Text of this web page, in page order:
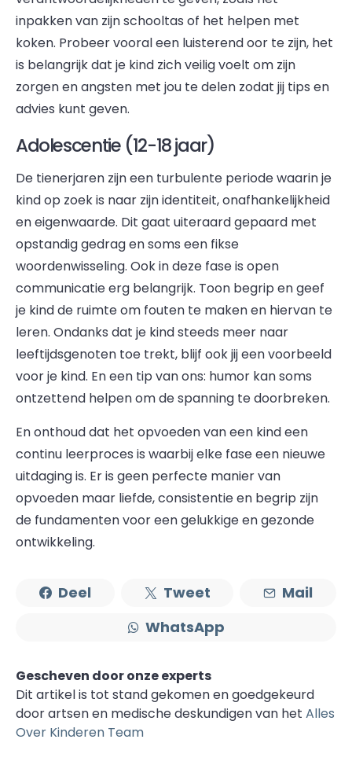
inpakken van zijn schooltas of het helpen met
koken. Probeer vooral een luisterend oor te zijn, het
is belangrijk dat je kind zich veilig voelt om zijn
zorgen en angsten met jou te delen zodat jij tips en
advies kunt geven.
Adolescentie (12-18 jaar)
De tienerjaren zijn een turbulente periode waarin je
kind op zoek is naar zijn identiteit, onafhankelijkheid
en eigenwaarde. Dit gaat uiteraard gepaard met
opstandig gedrag en soms een fikse
woordenwisseling. Ook in deze fase is open
communicatie erg belangrijk. Toon begrip en geef
je kind de ruimte om fouten te maken en hiervan te
leren. Ondanks dat je kind steeds meer naar
leeftijdsgenoten toe trekt, blijf ook jij een voorbeeld
voor je kind. En een tip van ons: humor kan soms
ontzettend helpen om de spanning te doorbreken.
En onthoud dat het opvoeden van een kind een
continu leerproces is waarbij elke fase een nieuwe
uitdaging is. Er is geen perfecte manier van
opvoeden maar liefde, consistentie en begrip zijn
de fundamenten voor een gelukkige en gezonde
ontwikkeling.
Deel Tweet
Mail
WhatsApp
Gescheven door onze experts
Dit artikel is tot stand gekomen en goedgekeurd
door artsen en medische deskundigen van het Alles
Over Kinderen Team